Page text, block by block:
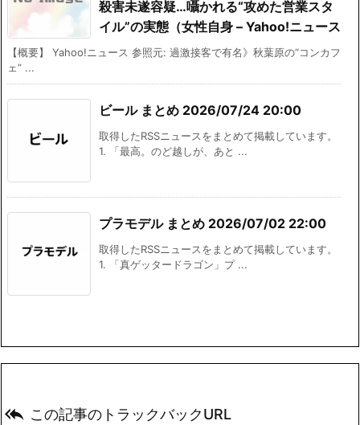
殺害未遂容疑…囁かれる“攻めた営業スタ
イル”の実態（女性自身 – Yahoo!ニュース
【概要】 Yahoo!ニュース 参照元: 過激接客で有名》秋葉原の“コンカフ
ェ” ...
ビール まとめ 2026/07/24 20:00
取得したRSSニュースをまとめて掲載しています。
1. 「最高。のど越しが、あと ...
プラモデル まとめ 2026/07/02 22:00
取得したRSSニュースをまとめて掲載しています。
1. 「真ゲッタードラゴン」プ ...
 この記事のトラックバックURL